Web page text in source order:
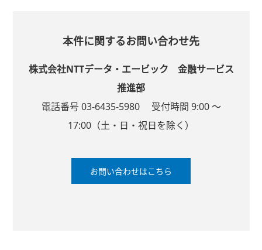
本件に関するお問い合わせ先
株式会社NTTデータ・エービック 金融サービス
推進部
電話番号 03-6435-5980
受付時間 9:00 ～
17:00 （土・日・祝日を除く）
お問い合わせはこちら